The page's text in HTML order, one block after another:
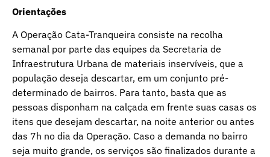
Orientações
A Operação Cata-Tranqueira consiste na recolha
semanal por parte das equipes da Secretaria de
Infraestrutura Urbana de materiais inservíveis, que a
população deseja descartar, em um conjunto pré-
determinado de bairros. Para tanto, basta que as
pessoas disponham na calçada em frente suas casas os
itens que desejam descartar, na noite anterior ou antes
das 7h no dia da Operação. Caso a demanda no bairro
seja muito grande, os serviços são finalizados durante a